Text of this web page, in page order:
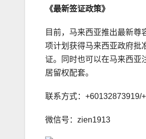
《最新签证政策》
目前，马来西亚推出最新
项计划获得马来西亚政府批
证。同时也可以在马来西亚
居留权配套。
联系方式：+60132873919/
微信号：zien1913